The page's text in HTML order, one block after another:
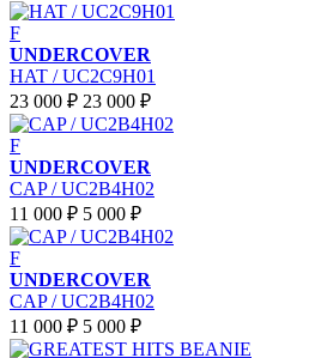
F
UNDERCOVER
HAT / UC2C9H01
23 000 ₽ 23 000 ₽
F
UNDERCOVER
CAP / UC2B4H02
11 000 ₽ 5 000 ₽
F
UNDERCOVER
CAP / UC2B4H02
11 000 ₽ 5 000 ₽